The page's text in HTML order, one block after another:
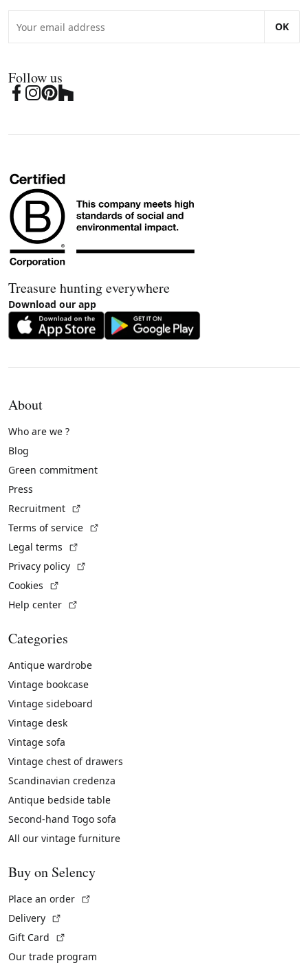
OK
Follow us
Treasure hunting everywhere
Download our app
About
Who are we ?
Blog
Green commitment
Press
Recruitment
Terms of service
Legal terms
Privacy policy
Cookies
Help center
Categories
Antique wardrobe
Vintage bookcase
Vintage sideboard
Vintage desk
Vintage sofa
Vintage chest of drawers
Scandinavian credenza
Antique bedside table
Second-hand Togo sofa
All our vintage furniture
Buy on Selency
Place an order
Delivery
Gift Card
Our trade program